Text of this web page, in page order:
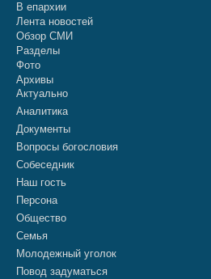
В епархии
Лента новостей
Обзор СМИ
Разделы
Фото
Архивы
Актуально
Аналитика
Документы
Вопросы богословия
Собеседник
Наш гость
Персона
Общество
Семья
Молодежный уголок
Повод задуматься